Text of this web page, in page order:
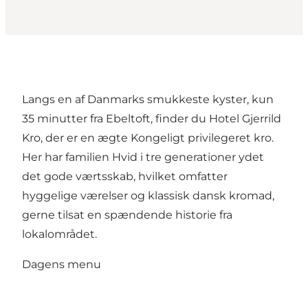
Langs en af Danmarks smukkeste kyster, kun
35 minutter fra Ebeltoft, finder du Hotel Gjerrild
Kro, der er en ægte Kongeligt privilegeret kro.
Her har familien Hvid i tre generationer ydet
det gode værtsskab, hvilket omfatter
hyggelige værelser og klassisk dansk kromad,
gerne tilsat en spændende historie fra
lokalområdet.
Dagens menu